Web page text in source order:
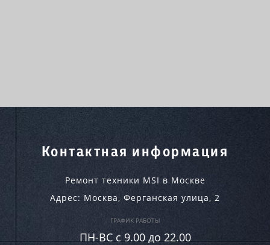
Контактная информация
Ремонт техники MSI в Москве
Адрес: Москва, Ферганская улица, 2
ГРАФИК РАБОТЫ
ПН-ВC c 9.00 до 22.00